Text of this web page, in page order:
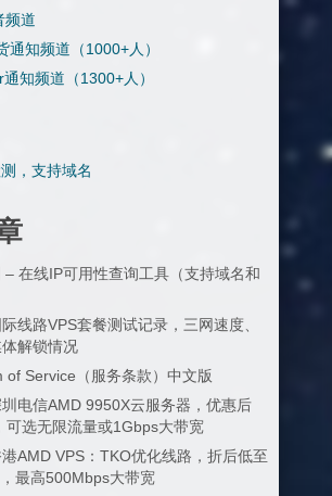
频道
通知频道（1000+人）
知频道（1300+人）
，支持域名
– 在线IP可用性查询工具（支持域名和
线路VPS套餐测试记录，三网速度、
解锁情况
of Service（服务条款）中文版
电信AMD 9950X云服务器，优惠后
可选无限流量或1Gbps大带宽
AMD VPS：TKO优化线路，折后低至
最高500Mbps大带宽